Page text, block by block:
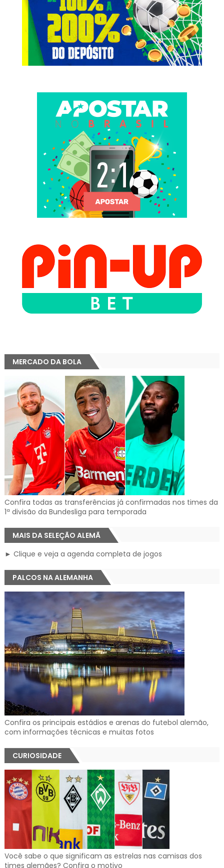
MERCADO DA BOLA
Confira todas as transferências já confirmadas nos times da
1ª divisão da Bundesliga para temporada
MAIS DA SELEÇÃO ALEMÃ
► Clique e veja a agenda completa de jogos
PALCOS NA ALEMANHA
Confira os principais estádios e arenas do futebol alemão,
com informações técnicas e muitas fotos
CURIOSIDADE
Você sabe o que significam as estrelas nas camisas dos
times alemães? Confira o motivo